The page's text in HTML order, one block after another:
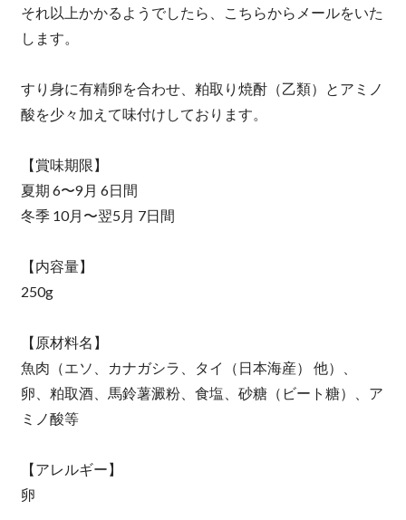
それ以上かかるようでしたら、こちらからメールをいた
します。
すり身に有精卵を合わせ、粕取り焼酎（乙類）とアミノ
酸を少々加えて味付けしております。
【賞味期限】
夏期 6〜9月 6日間
冬季 10月〜翌5月 7日間
【内容量】
250g
【原材料名】
魚肉（エソ、カナガシラ、タイ（日本海産） 他）、
卵、粕取酒、馬鈴薯澱粉、食塩、砂糖（ビート糖）、ア
ミノ酸等
【アレルギー】
卵